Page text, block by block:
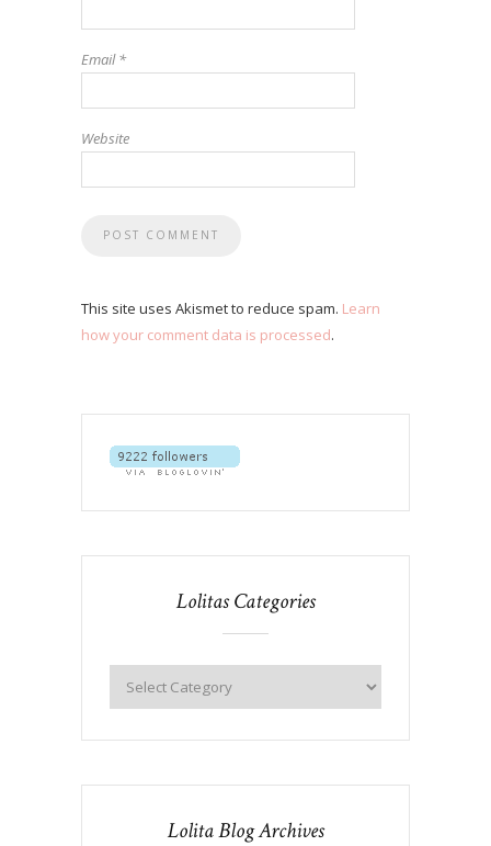
Email*
Website
This site uses Akismet to reduce spam. Learn
how your comment data is processed.
Lolitas Categories
Lolita Blog Archives